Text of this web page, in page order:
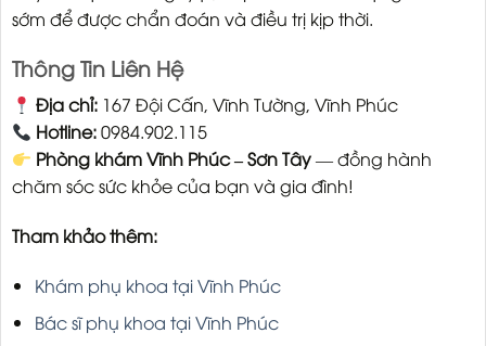
sớm để được chẩn đoán và điều trị kịp thời.
Thông Tin Liên Hệ
Địa chỉ: 167 Đội Cấn, Vĩnh Tường, Vĩnh Phúc
Hotline:0984.902.115
Phòng khám Vĩnh Phúc – Sơn Tây— đồng hành
chăm sóc sức khỏe của bạn và gia đình!
Tham khảo thêm:
Khám phụ khoa tại Vĩnh Phúc
Bác sĩ phụ khoa tại Vĩnh Phúc